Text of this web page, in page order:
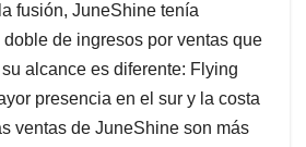
fusión, JuneShine tenía
de ingresos por ventas que
alcance es diferente: Flying
presencia en el sur y la costa
ventas de JuneShine son más